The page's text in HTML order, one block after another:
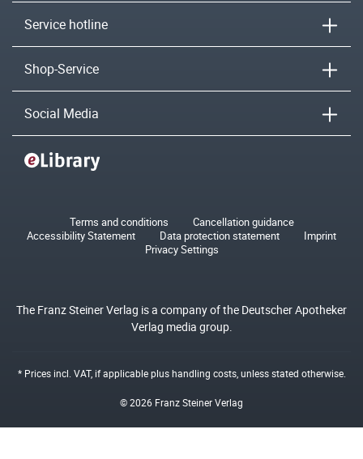
Service hotline
Shop-Service
Social Media
Terms and conditions
Cancellation guidance
Accessibility Statement
Data protection statement
Imprint
Privacy Settings
The Franz Steiner Verlag is a company of the Deutscher Apotheker
Verlag media group.
* Prices incl. VAT, if applicable plushandling costs, unless stated otherwise.
© 2026 Franz Steiner Verlag